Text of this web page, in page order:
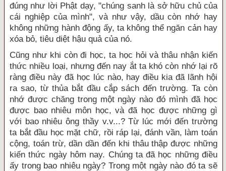
đúng như lời Phật dạy, "chúng sanh là sở hữu chủ của
cái nghiệp của mình", và như vậy, dầu còn nhớ hay
không những hành động ấy, ta không thể ngăn cản hay
xóa bỏ, tiêu diệt hậu quả của nó.
Cũng như khi còn đi học, ta học hỏi và thâu nhận kiến
thức nhiều loại, nhưng đến nay ắt ta khó còn nhớ lại rõ
ràng điều này đã học lúc nào, hay điều kia đã lãnh hội
ra sao, từ thủa bắt đầu cắp sách đến trường. Ta còn
nhớ được chăng trong một ngày nào đó mình đã học
được bao nhiêu môn học, và đã học được những gì
với bao nhiêu ông thầy v.v...? Từ lúc mới đến trường
ta bắt đầu học mặt chữ, rồi ráp lại, đánh vần, làm toán
cộng, toán trừ, dần dần đến khi thâu thập được những
kiến thức ngày hôm nay. Chúng ta đã học những điều
ấy trong bao nhiêu ngày? Trong một ngày nào đó ta sẽ